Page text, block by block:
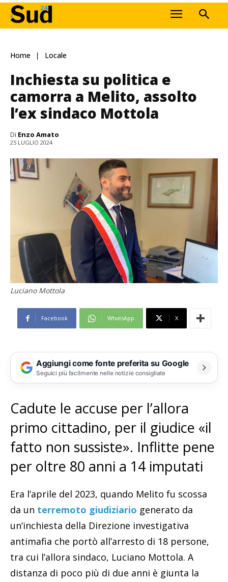
Home Locale
Inchiesta su politica e
camorra a Melito, assolto
l’ex sindaco Mottola
Di Enzo Amato
25 LUGLIO 2024
Luciano Mottola
Facebook WhatsApp X
Aggiungi come fonte preferita su Google
Seguici più facilmente nelle notizie consigliate
Cadute le accuse per l’allora
primo cittadino, per il giudice «il
fatto non sussiste». Inflitte pene
per oltre 80 anni a 14 imputati
Era l’aprile del 2023, quando Melito fu scossa
da un terremoto giudiziario generato da
un’inchiesta della Direzione investigativa
antimafia che portò all’arresto di 18 persone,
tra cui l’allora sindaco, Luciano Mottola. A
distanza di poco più di due anni è giunta la